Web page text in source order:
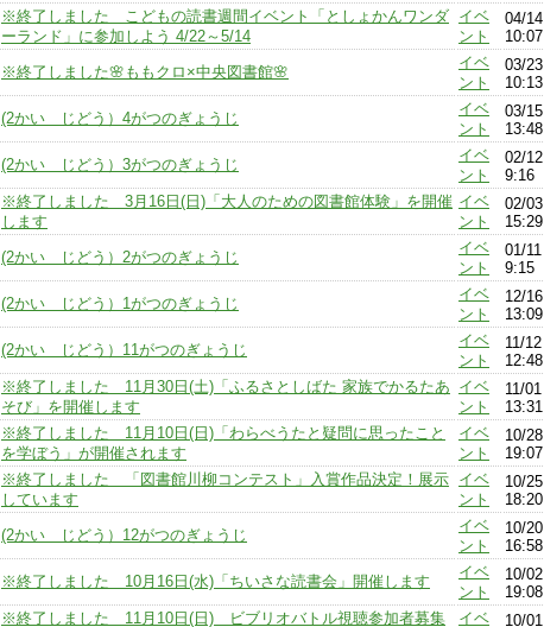
※終了しました こどもの読書週間イベント「としょかんワンダ
ーランド」に参加しよう 4/22～5/14
イベ
ント
04/14
10:07
※終了しました🌸ももクロ×中央図書館🌸
イベ
ント
03/23
10:13
(2かい じどう）4がつのぎょうじ
イベ
ント
03/15
13:48
(2かい じどう）3がつのぎょうじ
イベ
ント
02/12
9:16
※終了しました 3月16日(日)「大人のための図書館体験」を開催
します
イベ
ント
02/03
15:29
(2かい じどう）2がつのぎょうじ
イベ
ント
01/11
9:15
(2かい じどう）1がつのぎょうじ
イベ
ント
12/16
13:09
(2かい じどう）11がつのぎょうじ
イベ
ント
11/12
12:48
※終了しました 11月30日(土)「ふるさとしばた 家族でかるたあ
そび」を開催します
イベ
ント
11/01
13:31
※終了しました 11月10日(日)「わらべうたと疑問に思ったこと
を学ぼう」が開催されます
イベ
ント
10/28
19:07
※終了しました 「図書館川柳コンテスト」入賞作品決定！展示
しています
イベ
ント
10/25
18:20
(2かい じどう）12がつのぎょうじ
イベ
ント
10/20
16:58
※終了しました 10月16日(水)「ちいさな読書会」開催します
イベ
ント
10/02
19:08
※終了しました 11月10日(日) ビブリオバトル視聴参加者募集 イベ 10/01